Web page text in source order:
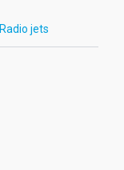
Radio jets